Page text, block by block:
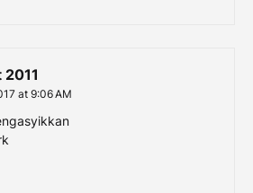
2011
at 9:06 AM